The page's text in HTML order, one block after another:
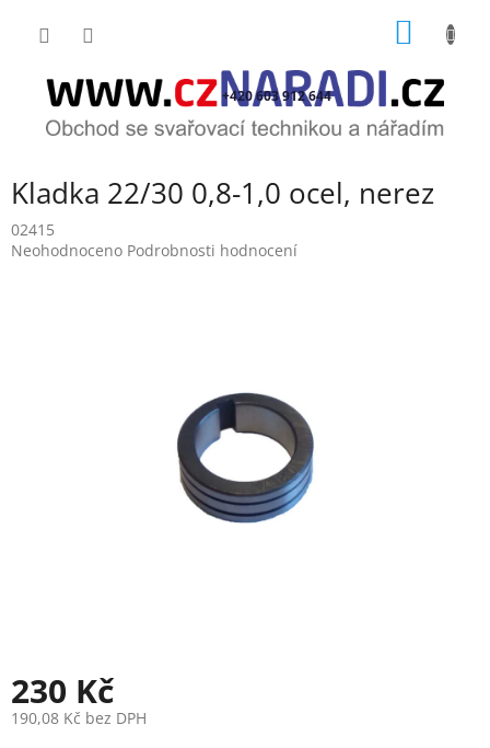
+420 603 912 644
Kladka 22/30 0,8-1,0 ocel, nerez
02415
Průměrné
Neohodnoceno Podrobnosti hodnocení
230 Kč
190,08 Kč bez DPH